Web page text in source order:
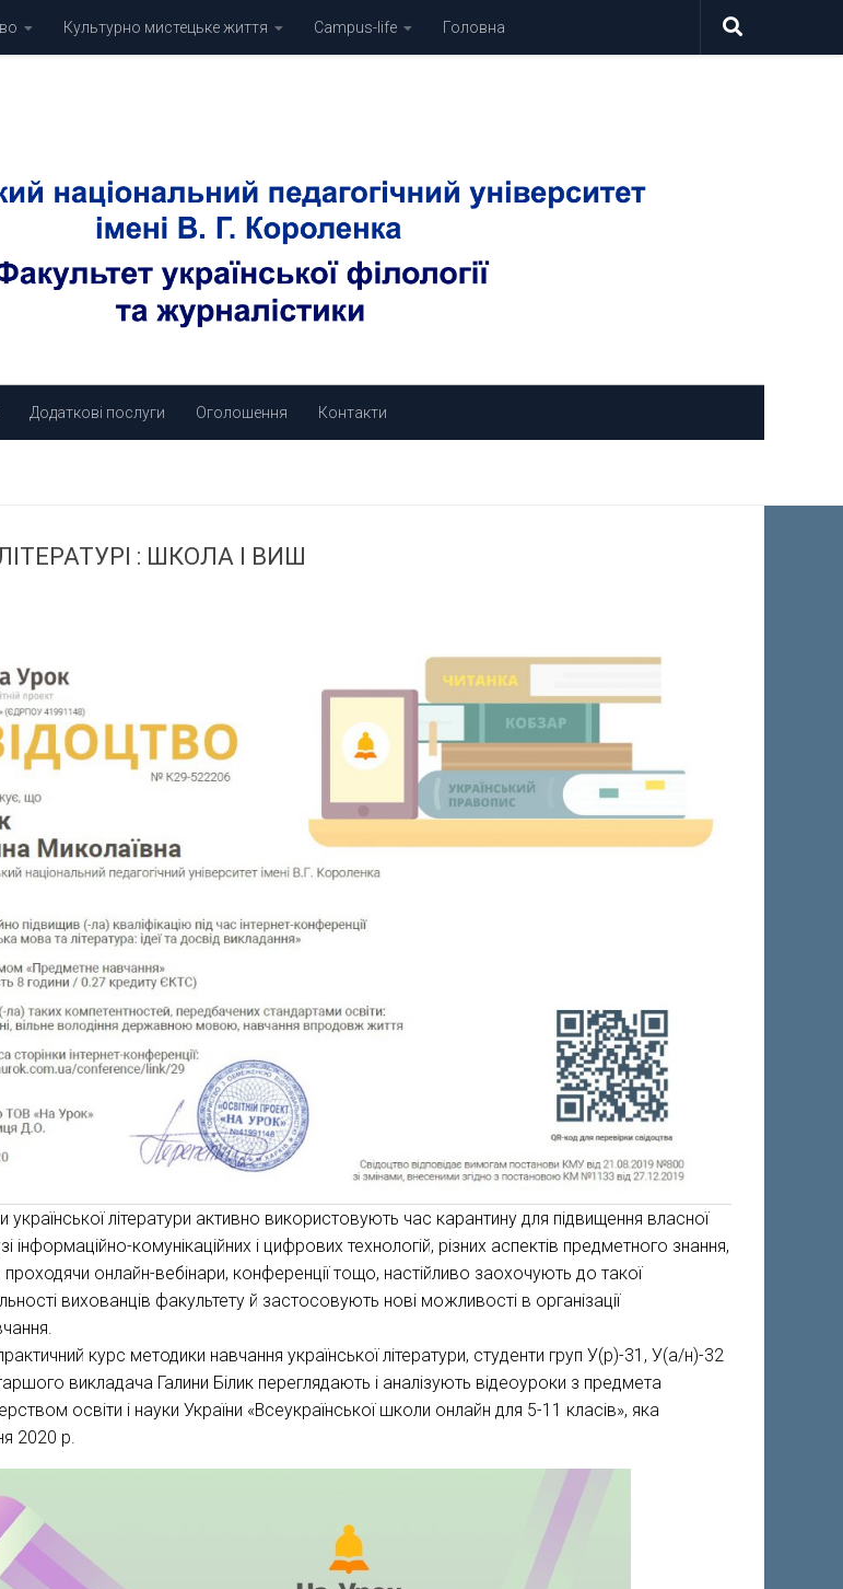
Культурно мистецьке життя Campus-life Головна
Додаткові послуги Оголошення Контакти
: ШКОЛА І ВИШ
української літератури активно використовують час карантину для підвищення власної
інформаційно-комунікаційних і цифрових технологій, різних аспектів предметного знання,
онлайн-вебінари, конференції тощо, настійливо заохочують до такої
вихованців факультету й застосовують нові можливості в організації
курс методики навчання української літератури, студенти груп У(р)-31, У(а/н)-32
викладача Галини Білик переглядають і аналізують відеоуроки з предмета
освіти і науки України «Всеукраїнської школи онлайн для 5-11 класів», яка
2020 р.